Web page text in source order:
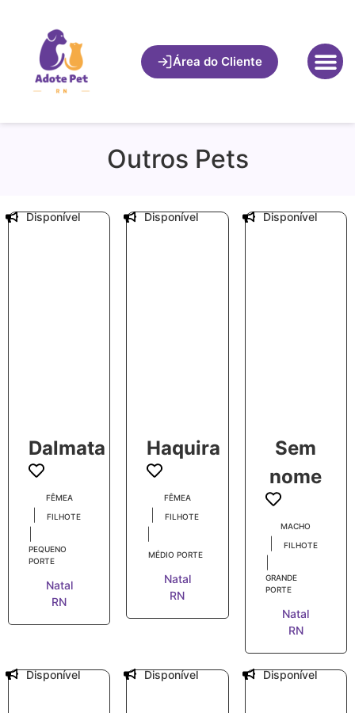
Área do Cliente
Outros Pets
Dalmata
FÊMEA
FILHOTE
PEQUENO
PORTE
Natal
RN
Disponível
Haquira
FÊMEA
FILHOTE
MÉDIO PORTE
Natal
RN
Disponível
Sem
nome
MACHO
FILHOTE
GRANDE
PORTE
Natal
RN
Disponível
Disponível Disponível Disponível